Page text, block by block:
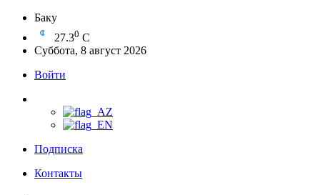
Баку
27.30 C
Суббота, 8 август 2026
Войти
Подписка
Контакты